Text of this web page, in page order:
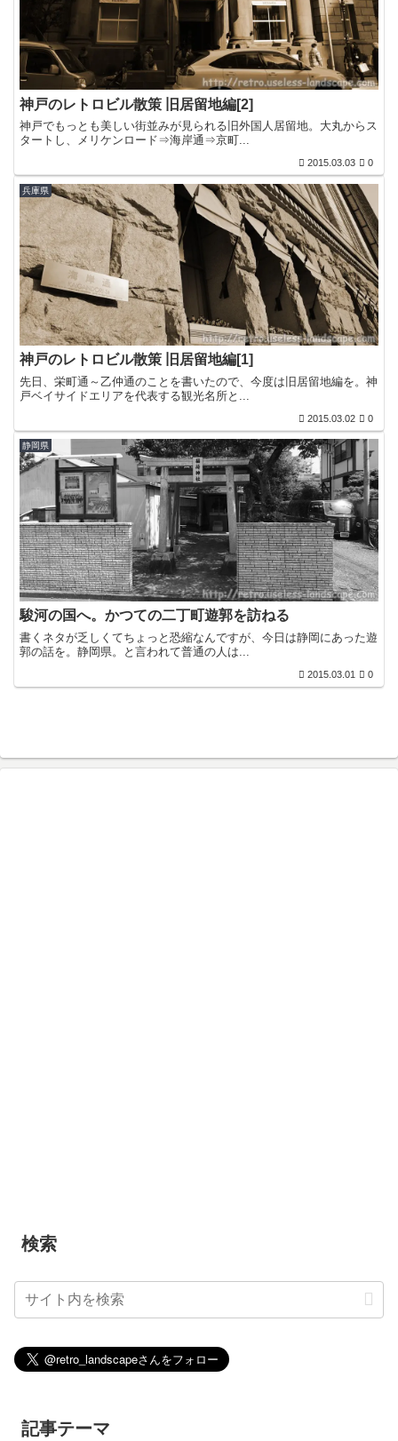
神戸のレトロビル散策 旧居留地編[2]
神戸でもっとも美しい街並みが見られる旧外国人居留地。大丸からス
タートし、メリケンロード⇒海岸通⇒京町...
2015.03.03 0
兵庫県
神戸のレトロビル散策 旧居留地編[1]
先日、栄町通～乙仲通のことを書いたので、今度は旧居留地編を。神
戸ベイサイドエリアを代表する観光名所と...
2015.03.02 0
静岡県
駿河の国へ。かつての二丁町遊郭を訪ねる
書くネタが乏しくてちょっと恐縮なんですが、今日は静岡にあった遊
郭の話を。静岡県。と言われて普通の人は...
2015.03.01 0
検索
記事テーマ